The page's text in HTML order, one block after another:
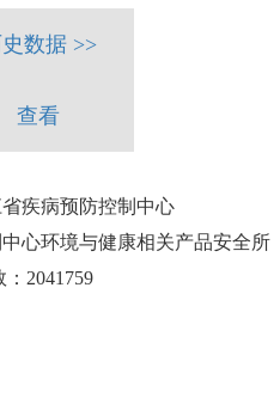
数据 >>
查看
疾病预防控制中心
心环境与健康相关产品安全所
2041759